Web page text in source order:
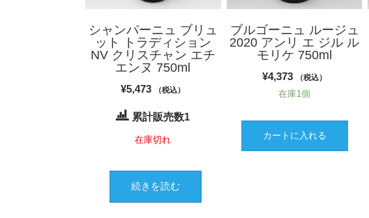
シャンパーニュ ブリュ
ット トラディション
NV クリスチャン エチ
エンヌ 750ml
¥5,473 （税込）
累計販売数1
在庫切れ
続きを読む
ブルゴーニュ ルージュ
2020 アンリ エ ジル ル
モリケ 750ml
¥4,373 （税込）
在庫1個
カートに入れる